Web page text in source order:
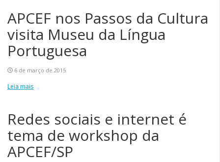
APCEF nos Passos da Cultura
visita Museu da Língua
Portuguesa
6 de março de 2015
Leia mais
Redes sociais e internet é
tema de workshop da
APCEF/SP